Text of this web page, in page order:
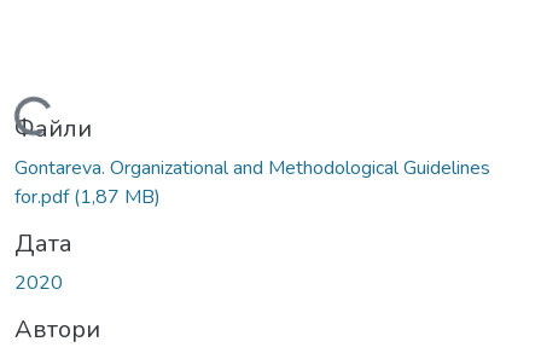
Вантажиться...
Файли
Gontareva. Organizational and Methodological Guidelines
for.pdf(1,87 MB)
Дата
2020
Автори